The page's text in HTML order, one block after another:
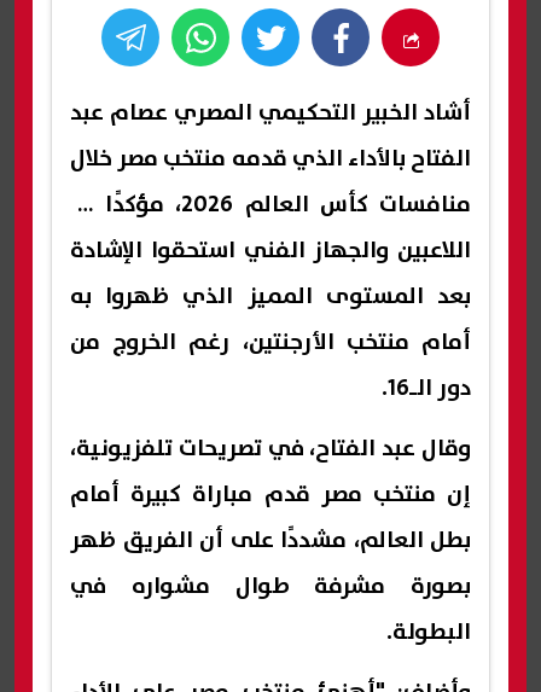
أشاد الخبير التحكيمي المصري عصام عبد
الفتاح بالأداء الذي قدمه منتخب مصر خلال
منافسات كأس العالم 2026، مؤكدًا أن
اللاعبين والجهاز الفني استحقوا الإشادة
بعد المستوى المميز الذي ظهروا به
أمام منتخب الأرجنتين، رغم الخروج من
دور الـ16.
وقال عبد الفتاح، في تصريحات تلفزيونية،
إن منتخب مصر قدم مباراة كبيرة أمام
بطل العالم، مشددًا على أن الفريق ظهر
بصورة مشرفة طوال مشواره في
البطولة.